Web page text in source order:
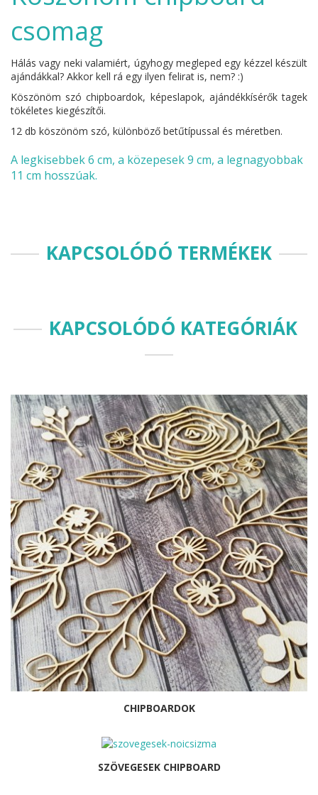
csomag
Hálás vagy neki valamiért, úgyhogy megleped egy kézzel készült
ajándákkal? Akkor kell rá egy ilyen felirat is, nem? :)
Köszönöm szó chipboardok, képeslapok, ajándékkísérők tagek
tökéletes kiegészítői.
12 db köszönöm szó, különböző betűtípussal és méretben.
A legkisebbek 6 cm, a közepesek 9 cm, a legnagyobbak
11 cm hosszúak.
KAPCSOLÓDÓ TERMÉKEK
KAPCSOLÓDÓ KATEGÓRIÁK
CHIPBOARDOK
SZÖVEGESEK CHIPBOARD